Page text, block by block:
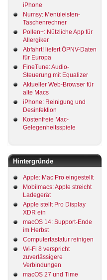
iPhone
Numsy: Menüleisten-
Taschenrechner
Pollen+: Nützliche App für
Allergiker
Abfahrt! liefert ÖPNV-Daten
für Europa
FineTune: Audio-
Steuerung mit Equalizer
Aktueller Web-Browser für
alte Macs
iPhone: Reinigung und
Desinfektion
Kostenfreie Mac-
Gelegenheitsspiele
Hintergründe
Apple: Mac Pro eingestellt
Mobilmacs: Apple streicht
Ladegerät
Apple stellt Pro Display
XDR ein
macOS 14: Support-Ende
im Herbst
Computertastatur reinigen
Wi-Fi 8 verspricht
zuverlässigere
Verbindungen
macOS 27 und Time